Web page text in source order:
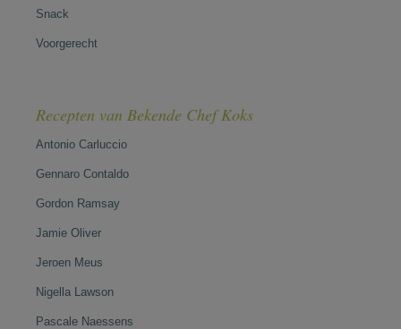
Snack
Voorgerecht
Recepten van Bekende Chef Koks
Antonio Carluccio
Gennaro Contaldo
Gordon Ramsay
Jamie Oliver
Jeroen Meus
Nigella Lawson
Pascale Naessens